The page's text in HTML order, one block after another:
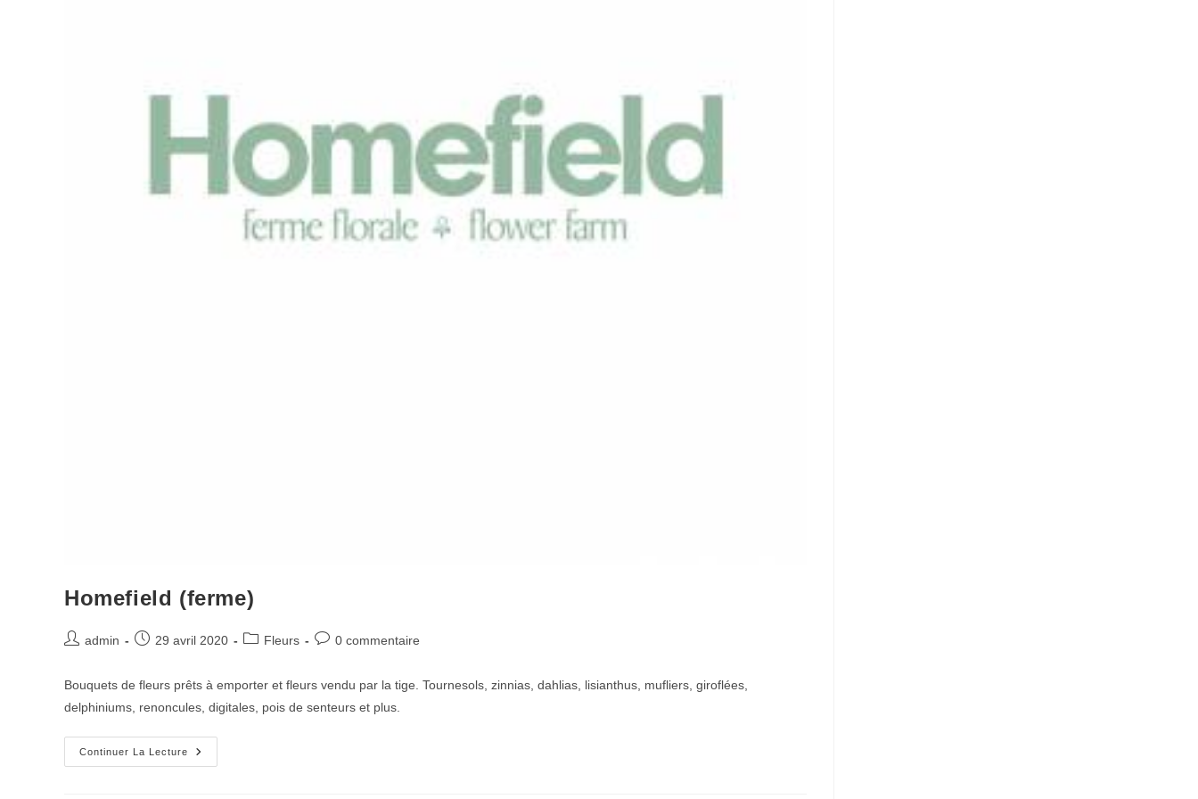
Homefield (ferme)
Postadmin
Post29 avril 2020
PostFleurs
Post0 commentaire
Bouquets de fleurs prêts à emporter et fleurs vendu par la tige. Tournesols, zinnias, dahlias, lisianthus, mufliers, giroflées,
delphiniums, renoncules, digitales, pois de senteurs et plus.
Continuer La Lecture
Homefield
(ferme)